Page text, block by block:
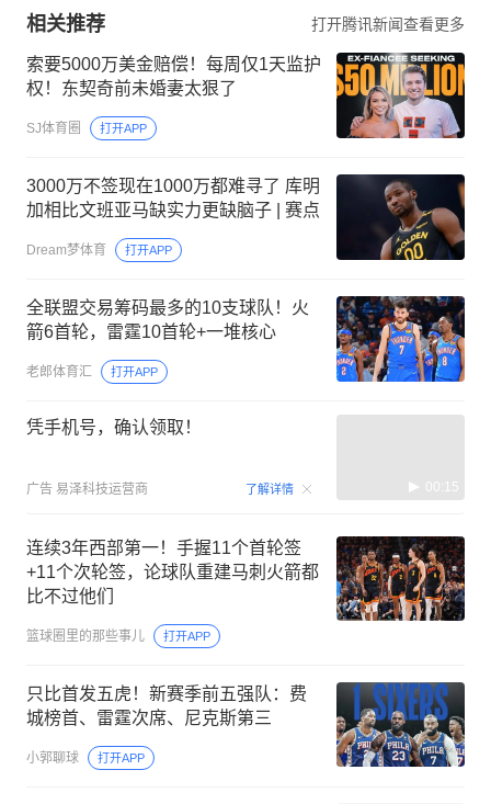
相关推荐 打开腾讯新闻查看更多
索要5000万美金赔偿！每周仅1天监护
权！东契奇前未婚妻太狠了
SJ体育圈 打开APP
3000万不签现在1000万都难寻了 库明
加相比文班亚马缺实力更缺脑子 | 赛点
Dream梦体育 打开APP
全联盟交易筹码最多的10支球队！火
箭6首轮，雷霆10首轮+一堆核心
老郎体育汇 打开APP
凭手机号，确认领取！
广告 易泽科技运营商 了解详情 00:15
连续3年西部第一！手握11个首轮签
+11个次轮签，论球队重建马刺火箭都
比不过他们
篮球圈里的那些事儿 打开APP
只比首发五虎！新赛季前五强队：费
城榜首、雷霆次席、尼克斯第三
小郭聊球 打开APP